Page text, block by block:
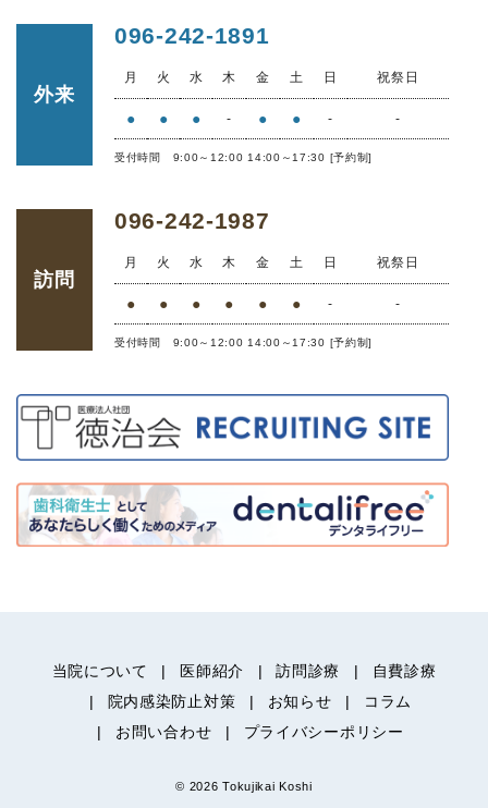
外来
096-242-1891
月 火 水 木 金 土 日 祝祭日
● ● ● - ● ● - -
受付時間 9:00～12:00 14:00～17:30 [予約制]
訪問
096-242-1987
月 火 水 木 金 土 日 祝祭日
● ● ● ● ● ● - -
受付時間 9:00～12:00 14:00～17:30 [予約制]
当院について 医師紹介 訪問診療
自費診療
院内感染防止対策
お知らせ
コラム
お問い合わせ
プライバシーポリシー
© 2026 Tokujikai Koshi